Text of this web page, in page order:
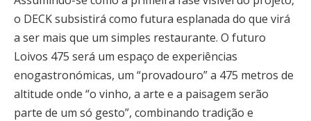
o DECK subsistirá como futura esplanada do que virá
a ser mais que um simples restaurante. O futuro
Loivos 475 será um espaço de experiências
enogastronómicas, um “provadouro” a 475 metros de
altitude onde “o vinho, a arte e a paisagem serão
parte de um só gesto”, combinando tradição e